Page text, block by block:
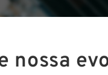
nossa